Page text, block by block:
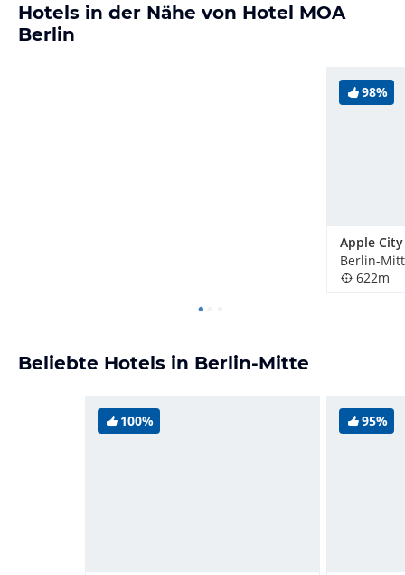
Hotels in der Nähe von Hotel MOA
Berlin
98%
Apple
Berlin-
622m
Beliebte Hotels in Berlin-Mitte
100% 95%